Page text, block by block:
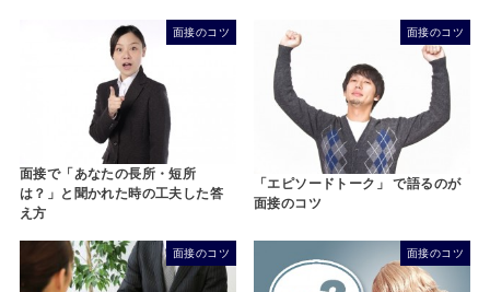
面接のコツ
面接で「あなたの長所・短所
は？」と聞かれた時の工夫した答
え方
面接のコツ
「エピソードトーク」 で語るのが
面接のコツ
面接のコツ 面接のコツ